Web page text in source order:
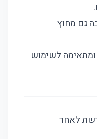
גם מחוץ
ומתאימה לשימוש
לאחר